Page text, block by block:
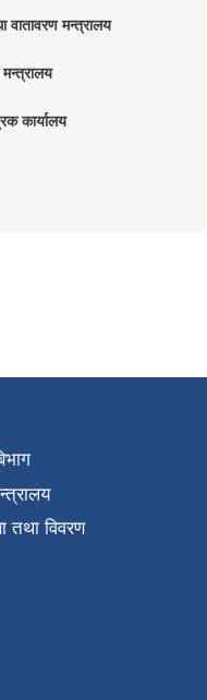
वातावरण मन्त्रालय
मन्त्रालय
कार्यालय
तथा विवरण